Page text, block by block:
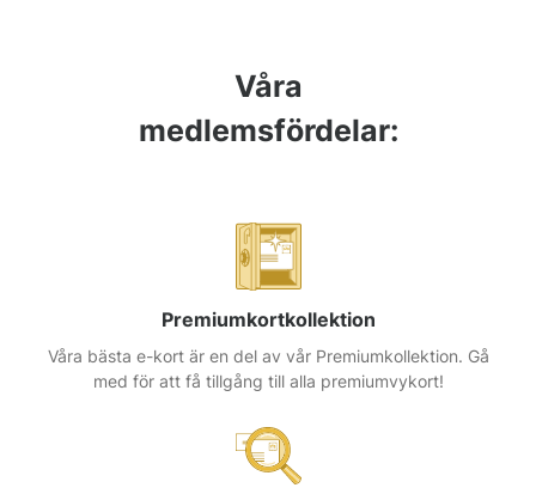
Våra
medlemsfördelar:
Premiumkortkollektion
Våra bästa e-kort är en del av vår Premiumkollektion. Gå
med för att få tillgång till alla premiumvykort!